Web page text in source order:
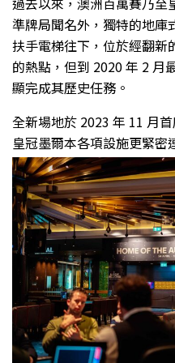
準牌局聞名外，獨特的地
扶手電梯往下，位於經翻新
的熱點，但到 2020 年 2 月
顯完成其歷史任務。
全新場地於 2023 年 11 月
皇冠墨爾本各項設施更緊密